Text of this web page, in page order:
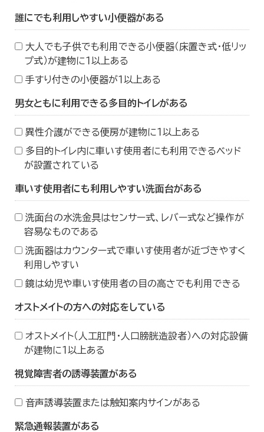
誰にでも利用しやすい小便器がある
大人でも子供でも利用できる小便器（床置き式・低リッ
プ式）が建物に１以上ある
手すり付きの小便器が１以上ある
男女ともに利用できる多目的トイレがある
異性介護ができる便房が建物に１以上ある
多目的トイレ内に車いす使用者にも利用できるベッド
が設置されている
車いす使用者にも利用しやすい洗面台がある
洗面台の水洗金具はセンサー式、レバー式など操作が
容易なものである
洗面器はカウンター式で車いす使用者が近づきやすく
利用しやすい
鏡は幼児や車いす使用者の目の高さでも利用できる
オストメイトの方への対応をしている
オストメイト（人工肛門・人口膀胱造設者）への対応設備
が建物に１以上ある
視覚障害者の誘導装置がある
音声誘導装置または触知案内サインがある
緊急通報装置がある